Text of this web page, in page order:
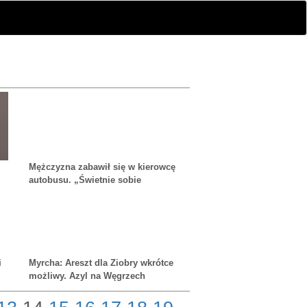
Mężczyzna zabawił się w kierowcę
autobusu. „Świetnie sobie
Myrcha: Areszt dla Ziobry wkrótce
możliwy. Azyl na Węgrzech
skomplikuje sprawę